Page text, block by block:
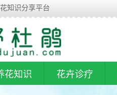
知识分享平台
花知识 花卉诊疗